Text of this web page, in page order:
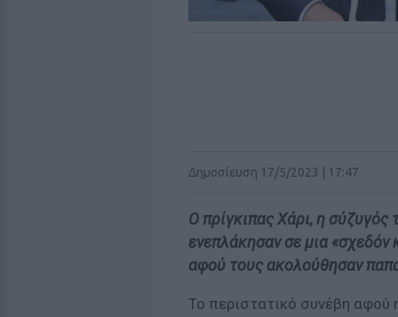
Δημοσίευση 17/5/2023 | 17:47
Ο πρίγκιπας Χάρι, η
ενεπλάκησαν σε μια
αφού τους ακολούθησαν
Το περιστατικό συνέβη αφού